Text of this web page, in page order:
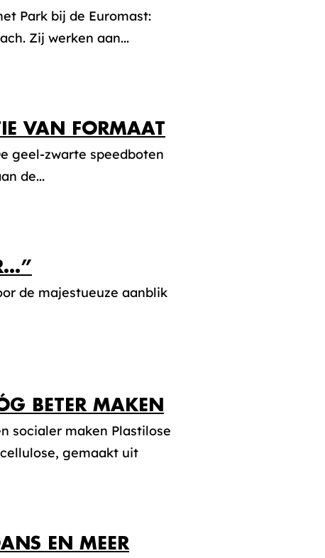
Park bij de Euromast:
Zij werken aan...
VAN FORMAAT
geel-zwarte speedboten
de...
de majestueuze aanblik
BETER MAKEN
socialer maken Plastilose
gemaakt uit
EN MEER